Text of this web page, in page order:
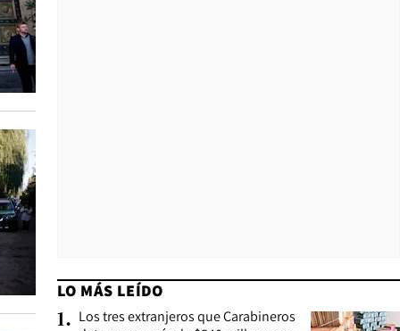
LO MÁS LEÍDO
1. Los tres extranjeros que Carabineros